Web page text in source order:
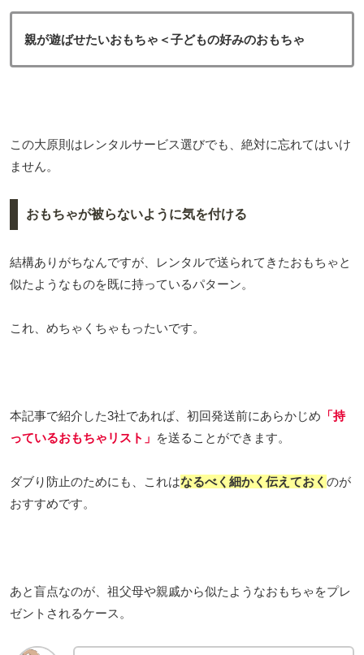
親が遊ばせたいおもちゃ＜子どもの好みのおもちゃ
この大原則はレンタルサービス選びでも、絶対に忘れてはいけ
ません。
おもちゃが被らないように気を付ける
結構ありがちなんですが、レンタルで送られてきたおもちゃと
似たようなものを既に持っているパターン。
これ、めちゃくちゃもったいです。
本記事で紹介した3社であれば、初回発送前にあらかじめ 「持
っているおもちゃリスト」 を送ることができます。
ダブり防止のためにも、これはなるべく細かく伝えておく のが
おすすめです。
あと盲点なのが、祖父母や親戚から似たようなおもちゃをプレ
ゼントされるケース。